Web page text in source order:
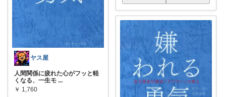
ヤス屋
人間関係に疲れた心がフッと軽
くなる、一生モ ...
￥ 1,760